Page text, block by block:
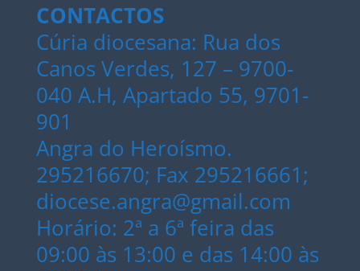
CONTACTOS
Cúria diocesana: Rua dos
Canos Verdes, 127 – 9700-
040 A.H, Apartado 55, 9701-
901
Angra do Heroísmo.
295216670; Fax 295216661;
diocese.angra@gmail.com
Horário: 2ª a 6ª feira das
09:00 às 13:00 e das 14:00 às